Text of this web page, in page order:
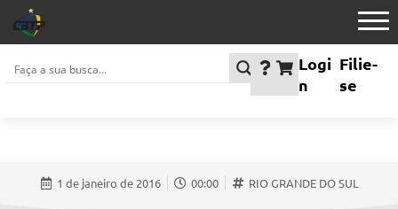
Logi
n
Filie-
se
1 de janeiro de 2016 00:00 RIO GRANDE DO SUL